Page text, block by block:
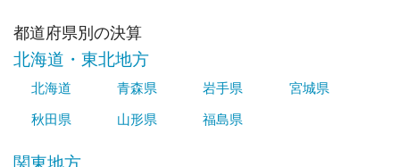
都道府県別の決算
北海道・東北地方
北海道 青森県 岩手県
宮城県
秋田県
山形県 福島県
関東地方